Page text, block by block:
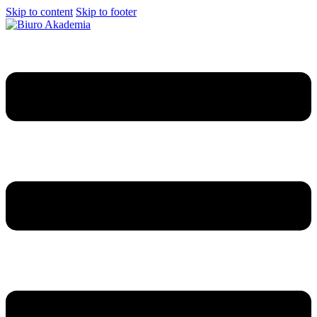
Skip to content Skip to footer